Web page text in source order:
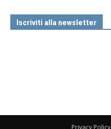
Iscriviti alla newsletter